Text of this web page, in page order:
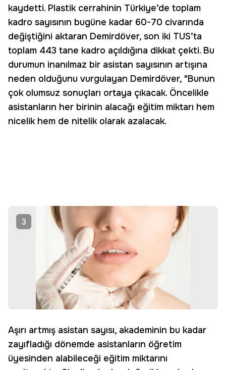
kaydetti. Plastik cerrahinin Türkiye’de toplam
kadro sayısının bugüne kadar 60-70 civarında
değiştiğini aktaran Demirdöver, son iki TUS’ta
toplam 443 tane kadro açıldığına dikkat çekti. Bu
durumun inanılmaz bir asistan sayısının artışına
neden olduğunu vurgulayan Demirdöver, "Bunun
çok olumsuz sonuçları ortaya çıkacak. Öncelikle
asistanların her birinin alacağı eğitim miktarı hem
nicelik hem de nitelik olarak azalacak.
3
Aşırı artmış asistan sayısı, akademinin bu kadar
zayıfladığı dönemde asistanların öğretim
üyesinden alabileceği eğitim miktarını